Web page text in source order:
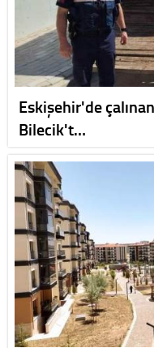
Eskişehir'de
Bilecik't…